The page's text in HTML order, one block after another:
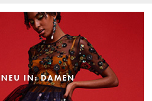
NEU IN: DAMEN